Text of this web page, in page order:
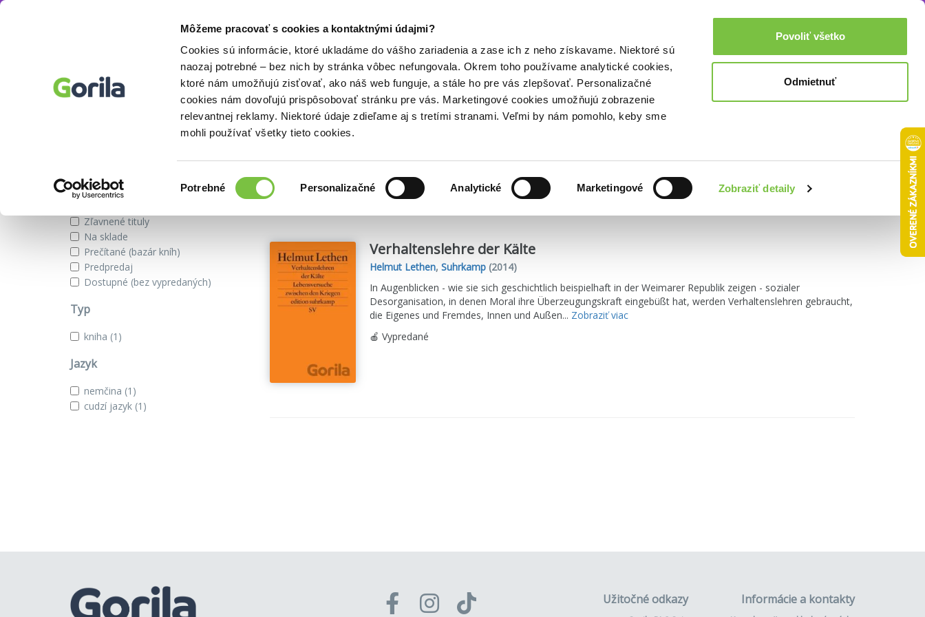
Môžeme pracovať s cookies a kontaktnými údajmi?
Cookies sú informácie, ktoré ukladáme do vášho zariadenia a zase ich z neho získavame. Niektoré sú
naozaj potrebné – bez nich by stránka vôbec nefungovala. Okrem toho používame analytické cookies,
ktoré nám umožňujú zisťovať, ako náš web funguje, a stále ho pre vás zlepšovať. Personalizačné
cookies nám dovoľujú prispôsobovať stránku pre vás. Marketingové cookies umožňujú zobrazenie
relevantnej reklamy. Niektoré údaje zdieľame aj s tretími stranami. Veľmi by nám pomohlo, keby sme
mohli používať všetky tieto cookies.
súhlasu
Potrebné Personalizačné Analytické Marketingové Zobraziť detaily
Povoliť všetko
Odmietnuť
Doplnky Prihlásenie 0,00€
Helmut Lethen Akcie a zľavy
Knihy autora Helmut Lethen
Zobraziť iba
Zľavnené tituly
Na sklade
Prečítané (bazár kníh)
Predpredaj
Dostupné (bez vypredaných)
Typ
kniha (1)
Jazyk
nemčina (1)
cudzí jazyk (1)
Našli sme Zoradiť podľa:
Verhaltenslehre der Kälte
Helmut Lethen, Suhrkamp(2014)
In Augenblicken - wie sie sich geschichtlich beispielhaft in der Weimarer Republik zeigen - sozialer
Desorganisation, in denen Moral ihre Überzeugungskraft eingebüßt hat, werden Verhaltenslehren gebraucht,
die Eigenes und Fremdes, Innen und Außen... Zobraziť viac
🍎 Vypredané
Užitočné odkazy Informácie a kontakty